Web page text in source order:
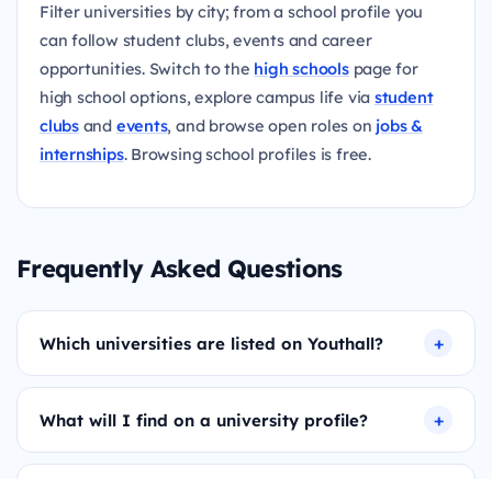
Filter universities by city; from a school profile you
can follow student clubs, events and career
opportunities. Switch to the high schoolspage for
high school options, explore campus life via student
clubsand events, and browse open roles on jobs &
internships. Browsing school profiles is free.
Frequently Asked Questions
Which universities are listed on Youthall?
What will I find on a university profile?